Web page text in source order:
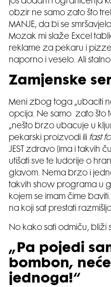
još dodam i ograničenja
obzir ne samo zato što
MANJE, da bi se
Mozak mi slaže Excel
reklame za pekaru i
naporno i veselo. Ali stalno
Zamjenske
Meni zbog toga „ubaciti
opcija. Ne samo zato što
„nešto brzo ubacuje u
pekarski proizvodi ili fast
JEST zdravo (ima i takvih
utišati sve te ludorije o
glavom. Nema brzo i
takvih show programa u
kojem se imam čime
na koji sat prestati
No kako sati odmiču, bliži
„Pa pojedi
bombon,
jednoga!“